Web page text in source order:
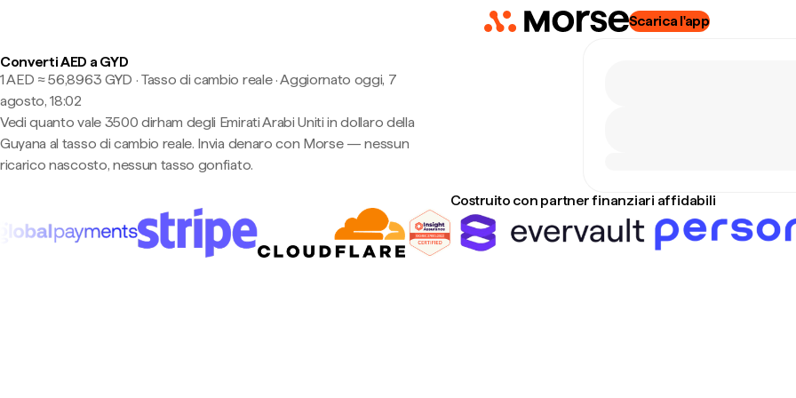
Scarica l'app
Converti AED a GYD
1 AED ≈ 56,8963 GYD · Tasso di cambio reale·Aggiornato oggi, 7
agosto, 18:02
Vedi quanto vale 3500 dirham degli Emirati Arabi Uniti in dollaro della
Guyana al tasso di cambio reale. Invia denaro con Morse — nessun
ricarico nascosto, nessun tasso gonfiato.
Costruito con partner finanziari affidabili